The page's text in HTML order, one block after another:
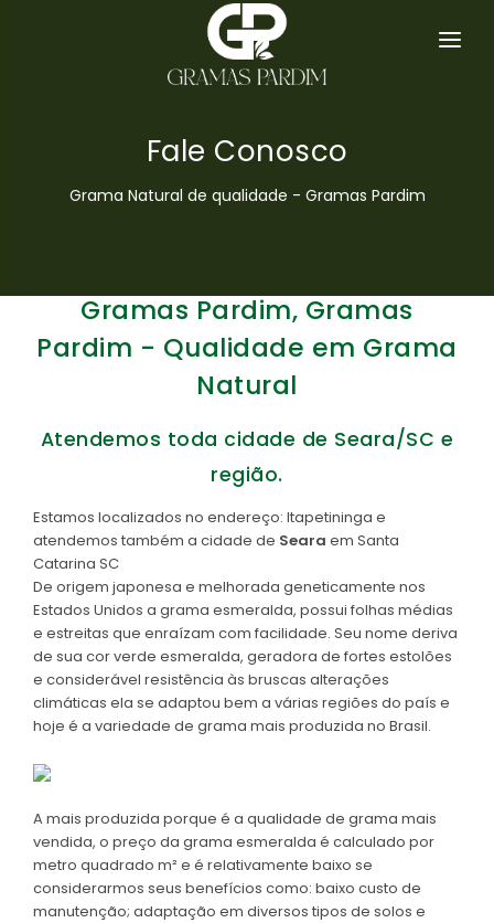
GRAMA ESMERALDA
HOME
GRAMAS
DICAS
CONTATO
Fale Conosco
Grama Natural de qualidade - Gramas Pardim
Gramas Pardim, Gramas
Pardim - Qualidade em Grama
Natural
Atendemos toda cidade de Seara/SC e
região.
Estamos localizados no endereço: Itapetininga e
atendemos também a cidade de Seara em Santa
Catarina SC
De origem japonesa e melhorada geneticamente nos
Estados Unidos a grama esmeralda, possui folhas médias
e estreitas que enraízam com facilidade. Seu nome deriva
de sua cor verde esmeralda, geradora de fortes estolões
e considerável resistência às bruscas alterações
climáticas ela se adaptou bem a várias regiões do país e
hoje é a variedade de grama mais produzida no Brasil.
A mais produzida porque é a qualidade de grama mais
vendida, o preço da grama esmeralda é calculado por
metro quadrado m² e é relativamente baixo se
considerarmos seus benefícios como: baixo custo de
manutenção; adaptação em diversos tipos de solos e